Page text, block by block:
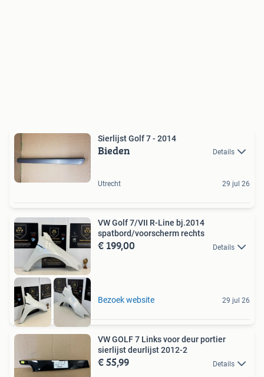
Sierlijst Golf 7 - 2014
Bieden Details
Utrecht 29 jul 26
VW Golf 7/VII R-Line bj.2014
spatbord/voorscherm rechts
€ 199,00 Details
Bezoek website 29 jul 26
VW GOLF 7 Links voor deur portier
sierlijst deurlijst 2012-2
€ 55,99 Details